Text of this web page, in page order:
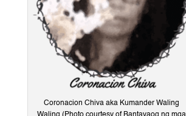
Coronacion Chiva aka Kumander Waling